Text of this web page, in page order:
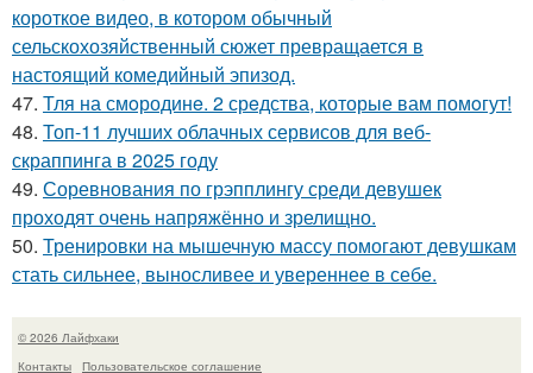
короткое видео, в котором обычный
сельскохозяйственный сюжет превращается в
настоящий комедийный эпизод.
47. Тля на смoродинe. 2 срeдства, которые вам помoгут!
48. Топ-11 лучших облачных сервисов для веб-
скраппинга в 2025 году
49. Соревнования по грэпплингу среди девушек
проходят очень напряжённо и зрелищно.
50. Тренировки на мышечную массу помогают девушкам
стать сильнее, выносливее и увереннее в себе.
© 2026 Лайфхаки
Контакты
Пользовательское соглашение